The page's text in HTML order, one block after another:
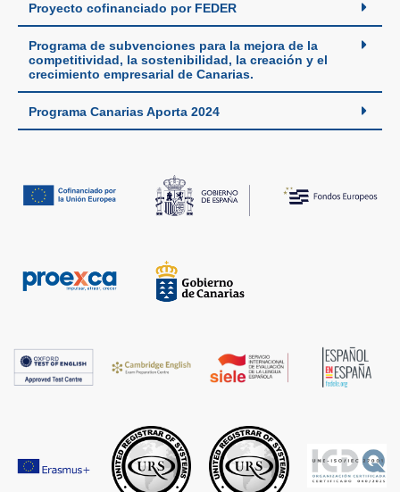
Proyecto cofinanciado por FEDER
Programa de subvenciones para la mejora de la
competitividad, la sostenibilidad, la creación y el
crecimiento empresarial de Canarias.
Programa Canarias Aporta 2024